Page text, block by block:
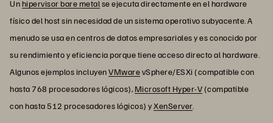
Unhipervisor bare metalse ejecuta directamente en el hardware
físico del host sin necesidad de un sistema operativo subyacente. A
menudo se usa en centros de datos empresariales y es conocido por
su rendimiento y eficiencia porque tiene acceso directo al hardware.
Algunos ejemplos incluyenVMwarevSphere/ESXi (compatible con
hasta 768 procesadores lógicos),Microsoft Hyper-V(compatible
con hasta 512 procesadores lógicos) yXenServer.